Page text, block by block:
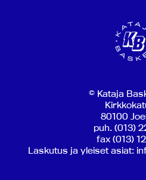
© Kataja
80100
puh. (013)
fax (013)
Laskutus ja yleiset asiat: